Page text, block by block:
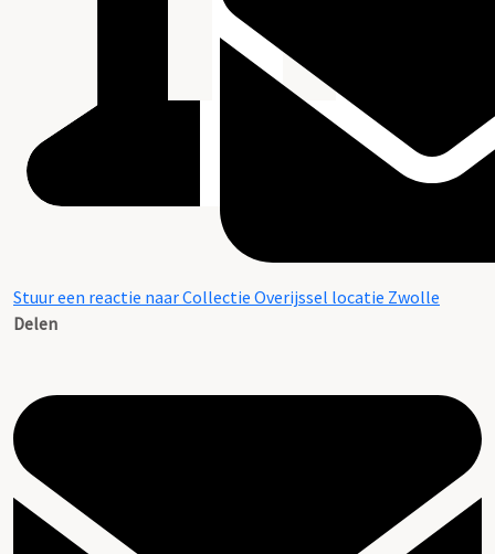
Stuur een reactie naar Collectie Overijssel locatie Zwolle
Delen